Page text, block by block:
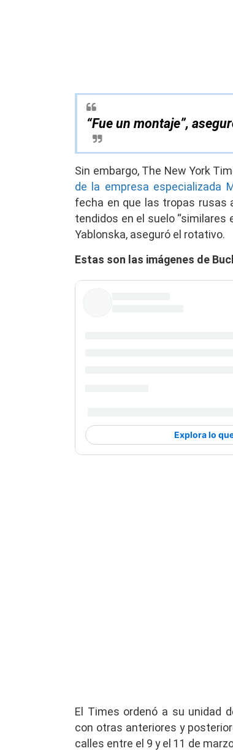
“Fue un montaje”,
Sin embargo, The New York
de la empresa especializada
fecha en que las tropas rusas
tendidos en el suelo “similares
Yablonska, aseguró el rotativo.
Estas son las imágenes de
El Times ordenó a su unidad
con otras anteriores y
calles entre el 9 y el 11 de